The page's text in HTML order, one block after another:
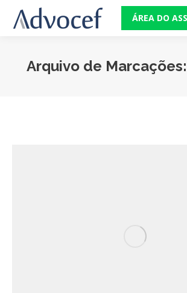
ÁREA DO
Arquivo de Marcações: